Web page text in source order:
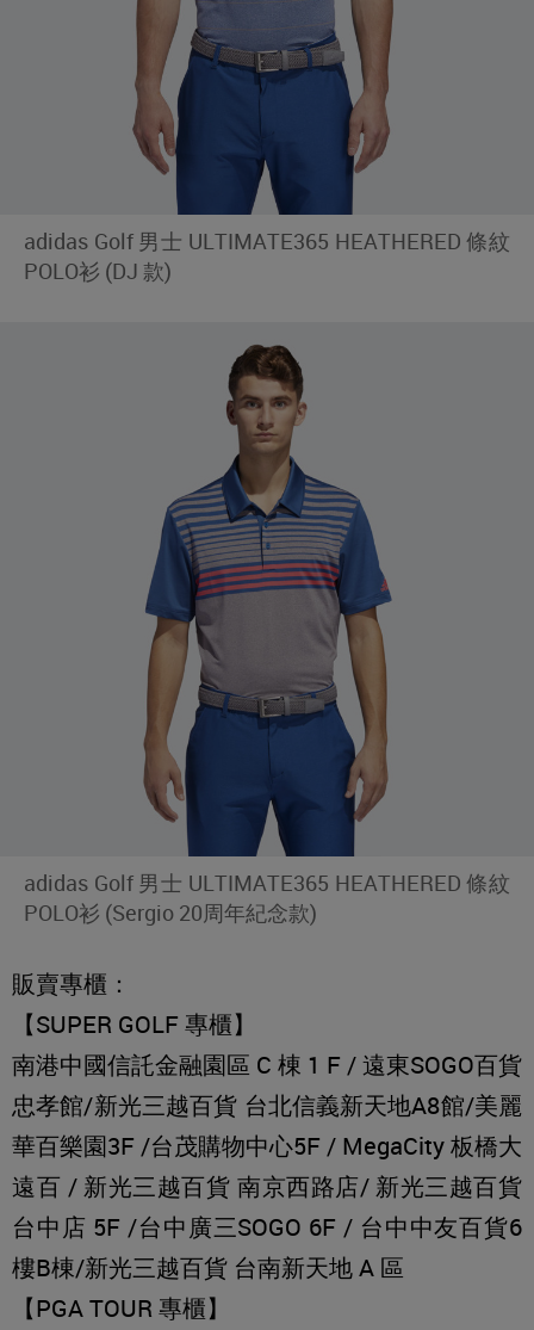
adidas Golf 男士 ULTIMATE365 HEATHERED 條紋
POLO衫 (DJ 款)
adidas Golf 男士 ULTIMATE365 HEATHERED 條紋
POLO衫 (Sergio 20周年紀念款)
販賣專櫃：
【SUPER GOLF 專櫃】
南港中國信託金融園區 C 棟 1 F / 遠東SOGO百貨
忠孝館/新光三越百貨 台北信義新天地A8館/美麗
華百樂園3F /台茂購物中心5F / MegaCity 板橋大
遠百 / 新光三越百貨 南京西路店/ 新光三越百貨
台中店 5F /台中廣三SOGO 6F / 台中中友百貨6
樓B棟/新光三越百貨 台南新天地 A 區
【PGA TOUR 專櫃】